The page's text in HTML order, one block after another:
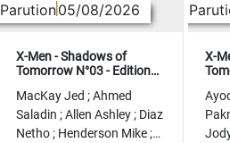
Parution05/08/2026
X-Men - Shadows of
Tomorrow N°03 - Edition
MacKay Jed ;Ahmed
Saladin ;Allen Ashley; Diaz
Netho; Henderson Mike;
X-